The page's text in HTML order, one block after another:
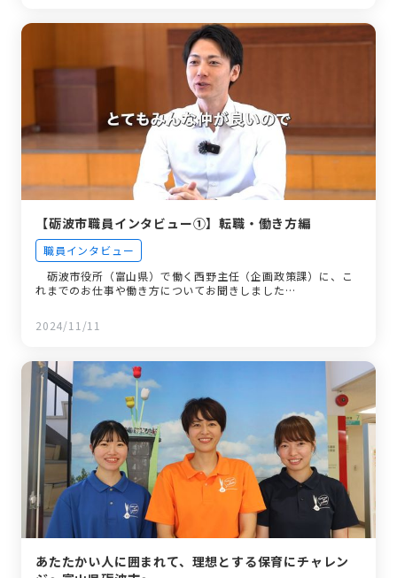
【砺波市職員インタビュー①】転職・働き方編
職員インタビュー
砺波市役所（富山県）で働く西野主任（企画政策課）に、こ
れまでのお仕事や働き方についてお聞きしました…
2024/11/11
あたたかい人に囲まれて、理想とする保育にチャレン